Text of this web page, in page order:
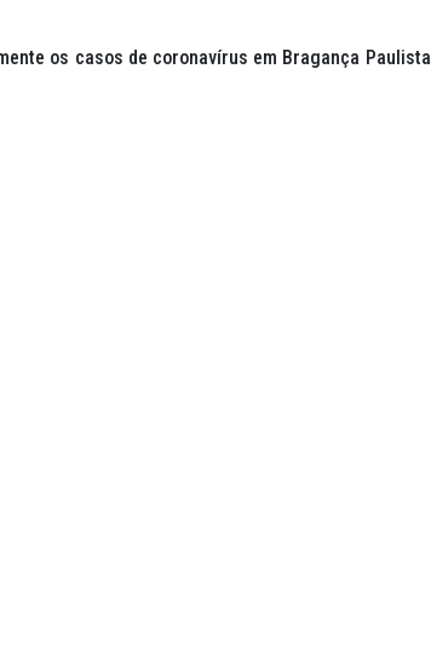
os casos de coronavírus em Bragança